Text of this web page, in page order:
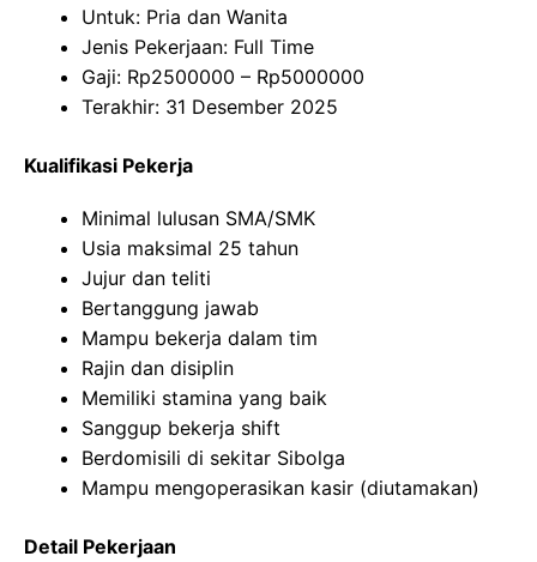
Untuk: Pria dan Wanita
Jenis Pekerjaan: Full Time
Gaji: Rp2500000 – Rp5000000
Terakhir: 31 Desember 2025
Kualifikasi Pekerja
Minimal lulusan SMA/SMK
Usia maksimal 25 tahun
Jujur dan teliti
Bertanggung jawab
Mampu bekerja dalam tim
Rajin dan disiplin
Memiliki stamina yang baik
Sanggup bekerja shift
Berdomisili di sekitar Sibolga
Mampu mengoperasikan kasir (diutamakan)
Detail Pekerjaan